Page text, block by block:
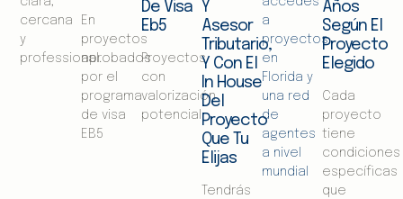
cercana
y
professional.
En
proyectos
aprobados
por el
programa
de visa
EB5
De Visa
Eb5
Proyectos
con
valorización
potencial
Y
Asesor
Tributario,
Y Con El
In House
Del
Proyecto
Que Tu
Elijas
Tendrás
a
proyectos
en
Florida y
una red
de
agentes
a nivel
mundial
Años
Según El
Proyecto
Elegido
Cada
proyecto
tiene
condiciones
específicas
que